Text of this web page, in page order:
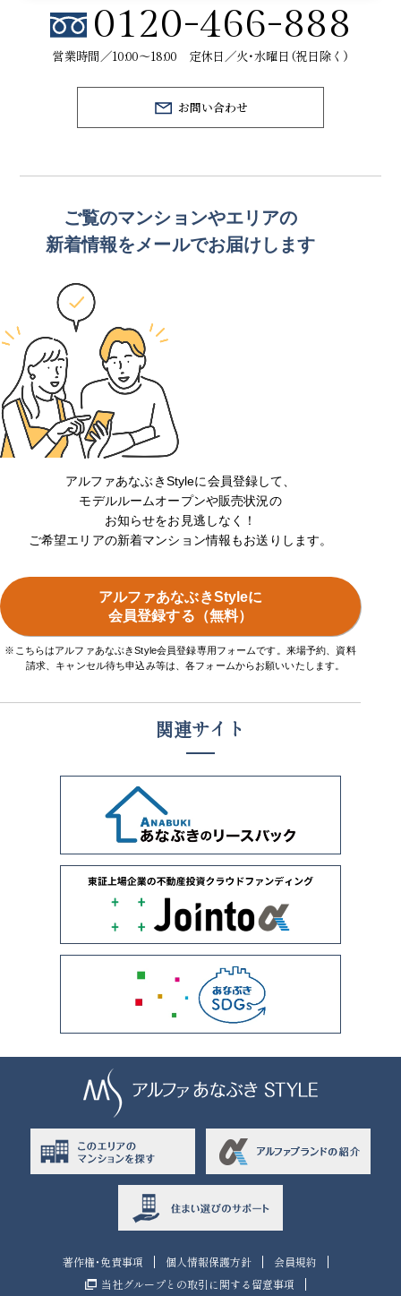
0120-466-888
営業時間／10:00～18:00 定休日／火・水曜日（祝日除く）
お問い合わせ
ご覧のマンションやエリアの
新着情報をメールでお届けします
アルファあなぶきStyleに会員登録して、
モデルルームオープンや販売状況の
お知らせをお見逃しなく！
ご希望エリアの新着マンション情報もお送りします。
アルファあなぶきStyleに
会員登録する（無料）
※こちらはアルファあなぶきStyle会員登録専用フォームです。来場予約、資料
請求、キャンセル待ち申込み等は、各フォームからお願いいたします。
関連サイト
著作権・免責事項 個人情報保護方針
会員規約
当社グループとの取引に関する留意事項